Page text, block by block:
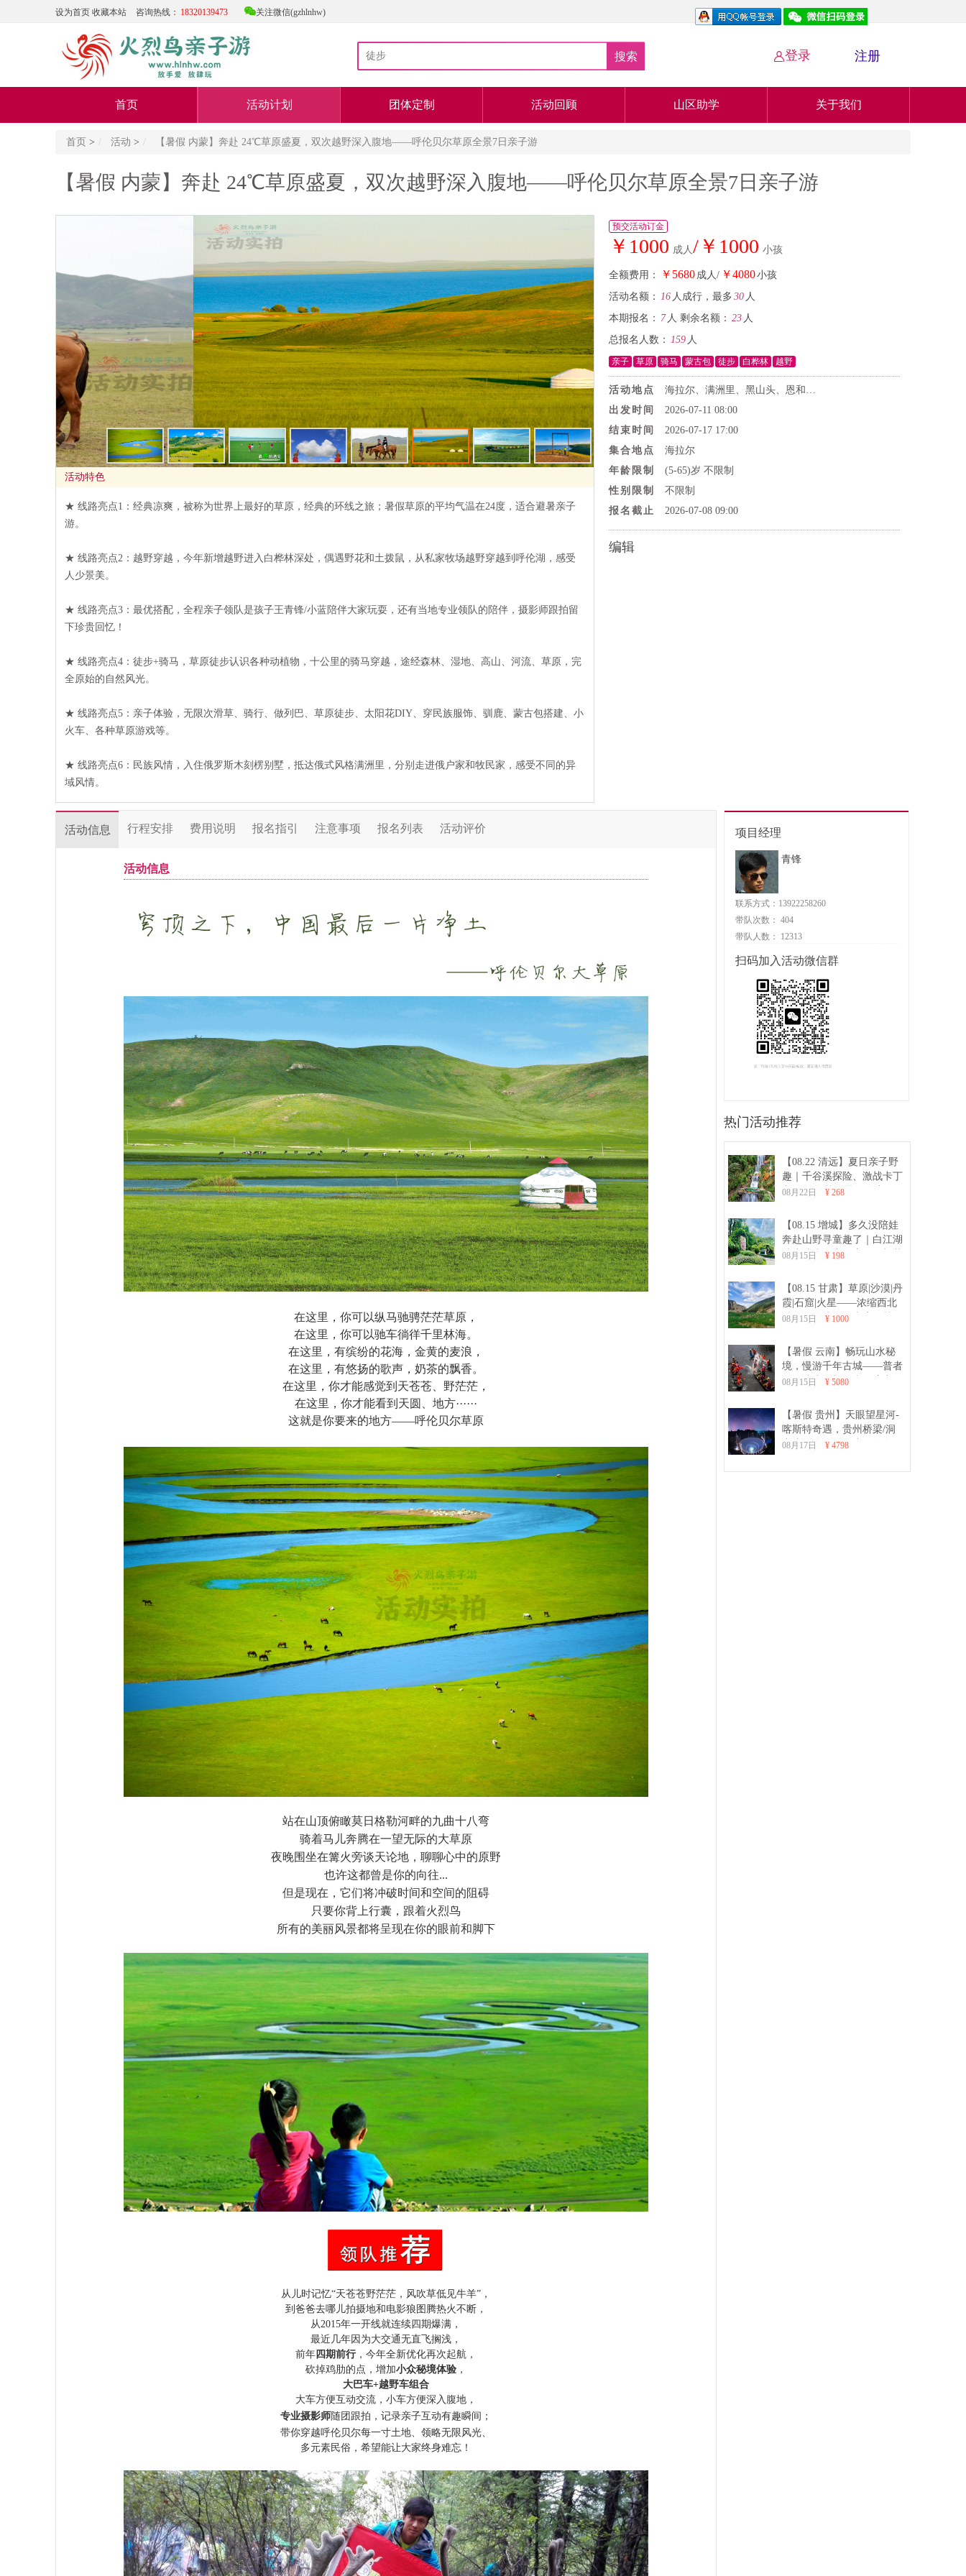
设为首页 收藏本站 咨询热线： 18320139473 关注微信(gzhlnhw)
搜索 登录 注册
首页 活动计划 团体定制 活动回顾 山区助学 关于我们
首页 > 活动 > 【暑假 内蒙】奔赴 24℃草原盛夏，双次越野深入腹地——呼伦贝尔草原全景7日亲子游
【暑假 内蒙】奔赴 24℃草原盛夏，双次越野深入腹地——呼伦贝尔草原全景7日亲子游
活动特色
★ 线路亮点1：经典凉爽，被称为世界上最好的草原，经典的环线之旅；暑假草原的平均气温在24度，适合避暑亲子
游。
★ 线路亮点2：越野穿越，今年新增越野进入白桦林深处，偶遇野花和土拨鼠，从私家牧场越野穿越到呼伦湖，感受
人少景美。
★ 线路亮点3：最优搭配，全程亲子领队是孩子王青锋/小蓝陪伴大家玩耍，还有当地专业领队的陪伴，摄影师跟拍留
下珍贵回忆！
★ 线路亮点4：徒步+骑马，草原徒步认识各种动植物，十公里的骑马穿越，途经森林、湿地、高山、河流、草原，完
全原始的自然风光。
★ 线路亮点5：亲子体验，无限次滑草、骑行、做列巴、草原徒步、太阳花DIY、穿民族服饰、驯鹿、蒙古包搭建、小
火车、各种草原游戏等。
★ 线路亮点6：民族风情，入住俄罗斯木刻楞别墅，抵达俄式风格满洲里，分别走进俄户家和牧民家，感受不同的异
域风情。
预交活动订金
￥1000 成人/￥1000 小孩
全额费用： ￥5680 成人/ ￥4080小孩
活动名额： 16 人成行，最多 30 人
本期报名： 7 人 剩余名额： 23 人
总报名人数： 159 人
亲子 草原 骑马 蒙古包 徒步 白桦林 越野
活动地点
海拉尔、满洲里、黑山头、恩和、额尔古纳
出发时间
2026-07-11 08:00
结束时间
2026-07-17 17:00
集合地点
海拉尔
年龄限制
(5-65)岁 不限制
性别限制
不限制
报名截止
2026-07-08 09:00
编辑
活动信息 行程安排 费用说明 报名指引 注意事项 报名列表 活动评价
活动信息
在这里，你可以纵马驰骋茫茫草原，
在这里，你可以驰车徜徉千里林海。
在这里，有缤纷的花海，金黄的麦浪，
在这里，有悠扬的歌声，奶茶的飘香。
在这里，你才能感觉到天苍苍、野茫茫，
在这里，你才能看到天圆、地方······
这就是你要来的地方——呼伦贝尔草原
站在山顶俯瞰莫日格勒河畔的九曲十八弯
骑着马儿奔腾在一望无际的大草原
夜晚围坐在篝火旁谈天论地，聊聊心中的原野
也许这都曾是你的向往...
但是现在，它们将冲破时间和空间的阻碍
只要你背上行囊，跟着火烈鸟
所有的美丽风景都将呈现在你的眼前和脚下
从儿时记忆“天苍苍野茫茫，风吹草低见牛羊”，
到爸爸去哪儿拍摄地和电影狼图腾热火不断，
从2015年一开线就连续四期爆满，
最近几年因为大交通无直飞搁浅，
前年 四期前行，今年全新优化再次起航，
砍掉鸡肋的点，增加小众秘境体验 ，
大巴车+越野车组合
大车方便互动交流，小车方便深入腹地，
专业摄影师随团跟拍， 记录亲子互动有趣瞬间；
带你穿越呼伦贝尔每一寸土地、领略无限风光、
多元素民俗，希望能让大家终身难忘！
项目经理
青锋
联系方式：13922258260
带队次数： 404
带队人数： 12313
扫码加入活动微信群
热门活动推荐
【08.22 清远】夏日亲子野
趣｜千谷溪探险、激战卡丁
车、CS野战、品河鲜亲子一
08月22日 ¥ 268
【08.15 增城】多久没陪娃
奔赴山野寻童趣了｜白江湖
清凉徒步、亲子窑鸡、棉花
游
08月15日 ¥ 198
【08.15 甘肃】草原|沙漠|丹
霞|石窟|火星——浓缩西北
精华，连接河西走廊，赴一
08月15日 ¥ 1000
【暑假 云南】畅玩山水秘
境，慢游千年古城——普者
黑、建水、抚仙湖深度亲子
08月15日 ¥ 5080
【暑假 贵州】天眼望星河-
喀斯特奇遇，贵州桥梁/洞
穴/加傍梯田 7日亲子自然深
08月17日 ¥ 4798